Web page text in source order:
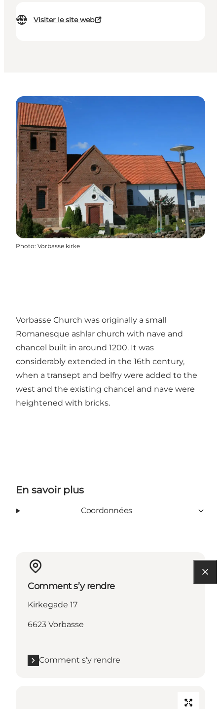
Visiter le site web
Photo: Vorbasse kirke
Vorbasse Church was originally a small
Romanesque ashlar church with nave and
chancel built in around 1200. It was
considerably extended in the 16th century,
when a transept and belfry were added to the
west and the existing chancel and nave were
heightened with bricks.
En savoir plus
Coordonnées
Comment s’y rendre
Kirkegade 17
6623 Vorbasse
Comment s’y rendre